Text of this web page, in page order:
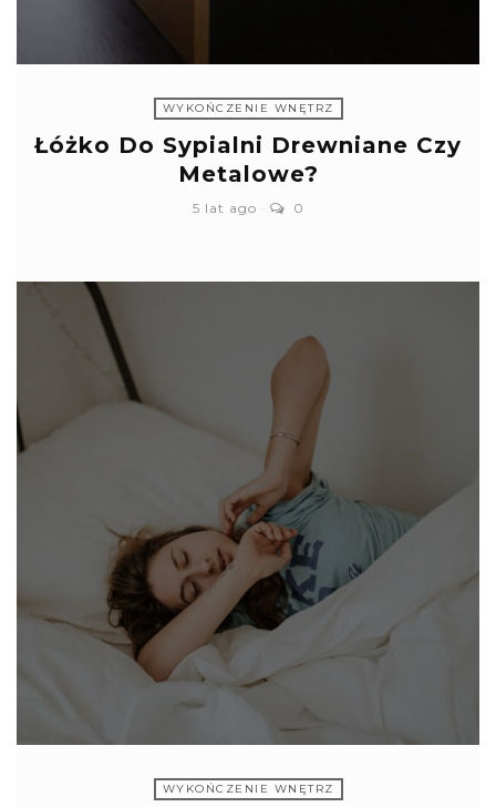
WYKOŃCZENIE WNĘTRZ
Łóżko Do Sypialni Drewniane Czy
Metalowe?
5 lat ago 0
WYKOŃCZENIE WNĘTRZ